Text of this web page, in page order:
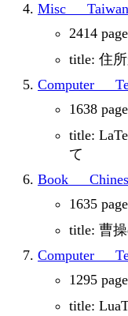
2414
title: 住
1638
title:
て
1635
title: 曹
1295
title: